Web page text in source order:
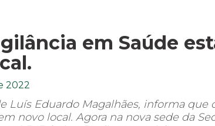
em Saúde
2022
Luís Eduardo Magalhães, informa que
novo local. Agora na nova sede da